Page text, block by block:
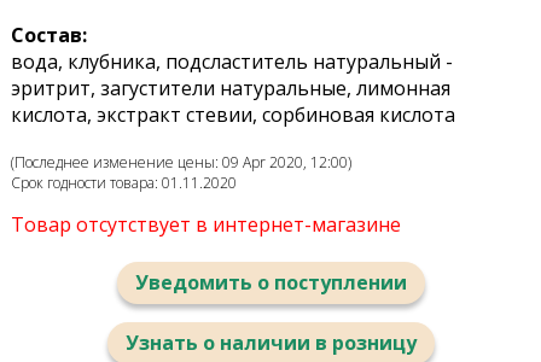
Состав:
вода, клубника, подсластитель натуральный -
эритрит, загустители натуральные, лимонная
кислота, экстракт стевии, сорбиновая кислота
(Последнее изменение цены: 09 Apr 2020, 12:00)
Срок годности товара: 01.11.2020
Товар отсутствует в интернет-магазине
Уведомить о поступлении
Узнать о наличии в розницу